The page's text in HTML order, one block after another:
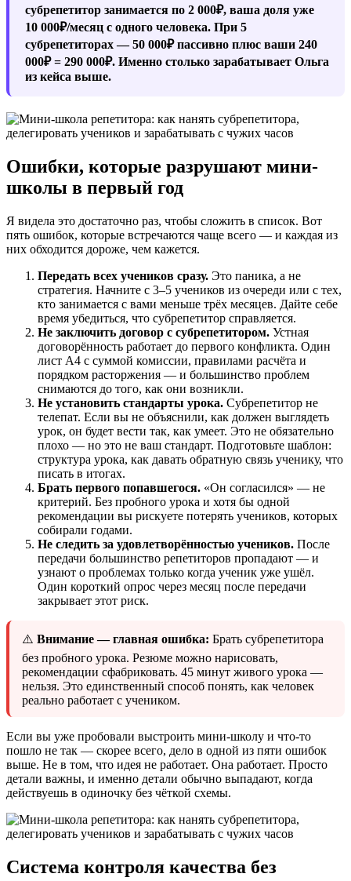
субрепетитор занимается по 2 000₽, ваша доля уже
10 000₽/месяц с одного человека. При 5
субрепетиторах — 50 000₽ пассивно плюс ваши 240
000₽ = 290 000₽. Именно столько зарабатывает Ольга
из кейса выше.
Ошибки, которые разрушают мини-
школы в первый год
Я видела это достаточно раз, чтобы сложить в список. Вот
пять ошибок, которые встречаются чаще всего — и каждая из
них обходится дороже, чем кажется.
Передать всех учеников сразу. Это паника, а не
стратегия. Начните с 3–5 учеников из очереди или с тех,
кто занимается с вами меньше трёх месяцев. Дайте себе
время убедиться, что субрепетитор справляется.
Не заключить договор с субрепетитором. Устная
договорённость работает до первого конфликта. Один
лист А4 с суммой комиссии, правилами расчёта и
порядком расторжения — и большинство проблем
снимаются до того, как они возникли.
Не установить стандарты урока. Субрепетитор не
телепат. Если вы не объяснили, как должен выглядеть
урок, он будет вести так, как умеет. Это не обязательно
плохо — но это не ваш стандарт. Подготовьте шаблон:
структура урока, как давать обратную связь ученику, что
писать в итогах.
Брать первого попавшегося. «Он согласился» — не
критерий. Без пробного урока и хотя бы одной
рекомендации вы рискуете потерять учеников, которых
собирали годами.
Не следить за удовлетворённостью учеников. После
передачи большинство репетиторов пропадают — и
узнают о проблемах только когда ученик уже ушёл.
Один короткий опрос через месяц после передачи
закрывает этот риск.
⚠️ Внимание — главная ошибка: Брать субрепетитора
без пробного урока. Резюме можно нарисовать,
рекомендации сфабриковать. 45 минут живого урока —
нельзя. Это единственный способ понять, как человек
реально работает с учеником.
Если вы уже пробовали выстроить мини-школу и что-то
пошло не так — скорее всего, дело в одной из пяти ошибок
выше. Не в том, что идея не работает. Она работает. Просто
детали важны, и именно детали обычно выпадают, когда
действуешь в одиночку без чёткой схемы.
Система контроля качества без